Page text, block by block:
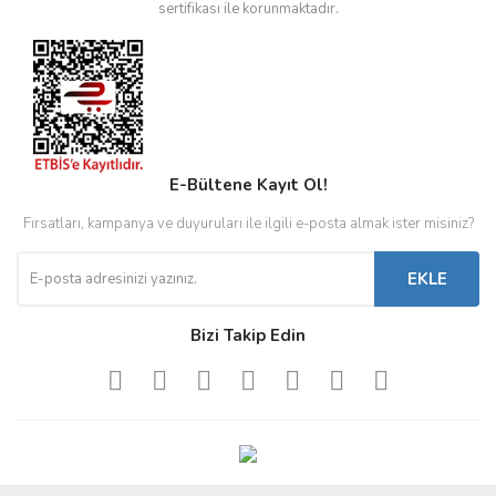
sertifikası ile korunmaktadır.
E-Bültene Kayıt Ol!
Fırsatları, kampanya ve duyuruları ile ilgili e-posta almak ister misiniz?
EKLE
Bizi Takip Edin